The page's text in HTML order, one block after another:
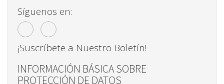
Síguenos en:
¡Suscríbete a Nuestro Boletín!
INFORMACIÓN BÁSICA SOBRE
PROTECCIÓN DE DATOS